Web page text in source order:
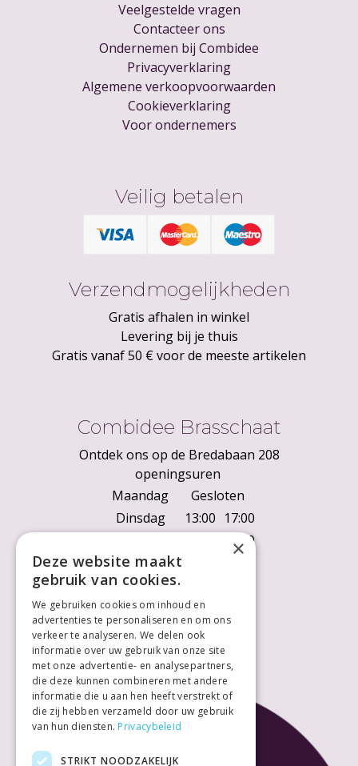
Veelgestelde vragen
Contacteer ons
Ondernemen bij Combidee
Privacyverklaring
Algemene verkoopvoorwaarden
Cookieverklaring
Voor ondernemers
Veilig betalen
Verzendmogelijkheden
Gratis afhalen in winkel
Levering bij je thuis
Gratis vanaf 50 € voor de meeste artikelen
Combidee Brasschaat
Ontdek ons op de Bredabaan 208
openingsuren
Maandag
Gesloten
Dinsdag
13:00 17:00
18:00
Donderdag
Vrijdag
Zaterdag
10:00
Zondag
Gesloten
×
Deze website maakt
gebruik van cookies.
We gebruiken cookies om inhoud en
advertenties te personaliseren en om ons
verkeer te analyseren. We delen ook
informatie over uw gebruik van onze site
met onze advertentie- en analysepartners,
die deze kunnen combineren met andere
informatie die u aan hen heeft verstrekt of
die zij hebben verzameld door uw gebruik
van hun diensten. Privacybeleid
STRIKT NOODZAKELIJK